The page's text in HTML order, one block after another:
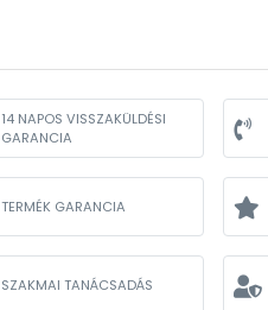
14 NAPOS VISSZAKÜLDÉSI
GARANCIA
TERMÉK GARANCIA
SZAKMAI TANÁCSADÁS